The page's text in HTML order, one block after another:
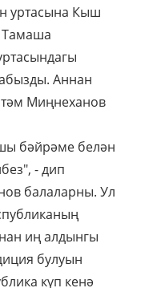
уртасына Кыш
Аннан
Миңнеханов
бәйрәме белән
- дип
балаларны. Ул
иң алдынгы
булуын
күп кенә